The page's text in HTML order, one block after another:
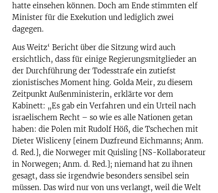
hatte einsehen können. Doch am Ende stimmten elf
Minister für die Exekution und lediglich zwei
dagegen.
Aus Weitz‘ Bericht über die Sitzung wird auch
ersichtlich, dass für einige Regierungsmitglieder an
der Durchführung der Todesstrafe ein zutiefst
zionistisches Moment hing. Golda Meir, zu diesem
Zeitpunkt Außenministerin, erklärte vor dem
Kabinett: „Es gab ein Verfahren und ein Urteil nach
israelischem Recht – so wie es alle Nationen getan
haben: die Polen mit Rudolf Höß, die Tschechen mit
Dieter Wisliceny [einem Duzfreund Eichmanns; Anm.
d. Red.], die Norweger mit Quisling [NS-Kollaborateur
in Norwegen; Anm. d. Red.]; niemand hat zu ihnen
gesagt, dass sie irgendwie besonders sensibel sein
müssen. Das wird nur von uns verlangt, weil die Welt